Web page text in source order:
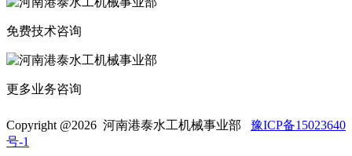
免费技术咨询
更多业务咨询
Copyright @2026 河南港泰水工机械事业部 豫ICP备15023640
号-1